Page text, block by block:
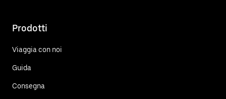
Prodotti
Viaggia con noi
Guida
Consegna